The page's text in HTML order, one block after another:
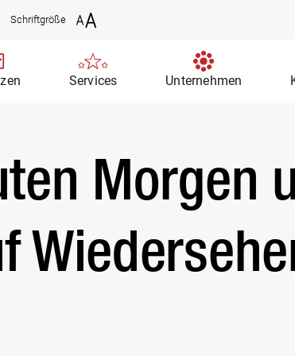
Schriftgröße
Services Unternehmen
Morgen